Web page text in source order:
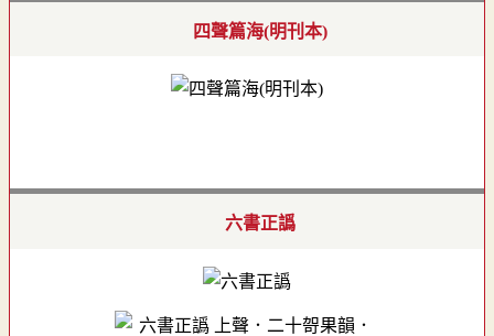
四聲篇海(明刊本)
六書正譌